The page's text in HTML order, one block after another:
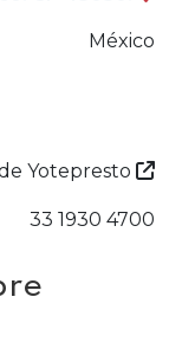
México
Yotepresto
33 1930 4700